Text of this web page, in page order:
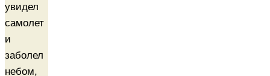
увидел
самолет
и
заболел
небом,